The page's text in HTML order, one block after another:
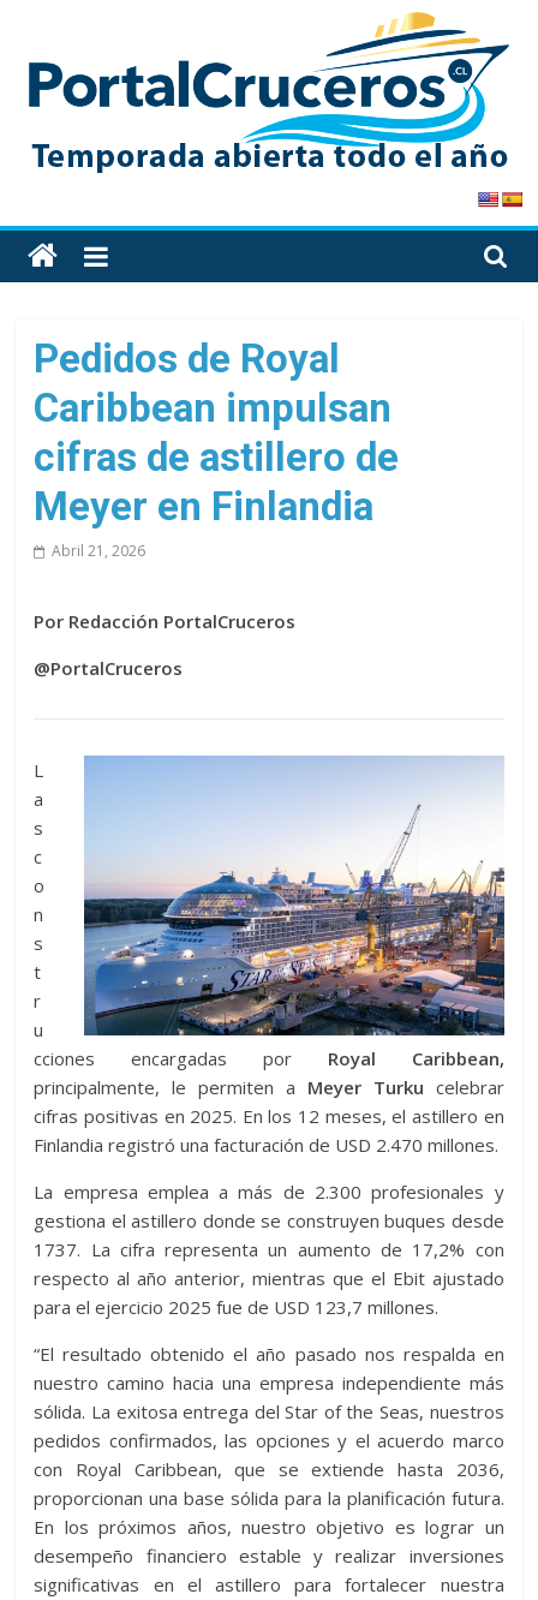
content
PortalCruceros
Toda
la
de
cruceros
en
solo
sitio
Pedidos de Royal
Caribbean impulsan
cifras de astillero de
Meyer en Finlandia
Abril 21, 2026
Por Redacción PortalCruceros
@PortalCruceros
L
a
s
c
o
n
s
t
r
u
cciones encargadas por Royal Caribbean,
principalmente, le permiten a Meyer Turku celebrar
cifras positivas en 2025. En los 12 meses, el astillero en
Finlandia registró una facturación de USD 2.470 millones.
La empresa emplea a más de 2.300 profesionales y
gestiona el astillero donde se construyen buques desde
1737. La cifra representa un aumento de 17,2% con
respecto al año anterior, mientras que el Ebit ajustado
para el ejercicio 2025 fue de USD 123,7 millones.
“El resultado obtenido el año pasado nos respalda en
nuestro camino hacia una empresa independiente más
sólida. La exitosa entrega del Star of the Seas, nuestros
pedidos confirmados, las opciones y el acuerdo marco
con Royal Caribbean, que se extiende hasta 2036,
proporcionan una base sólida para la planificación futura.
En los próximos años, nuestro objetivo es lograr un
desempeño financiero estable y realizar inversiones
significativas en el astillero para fortalecer nuestra